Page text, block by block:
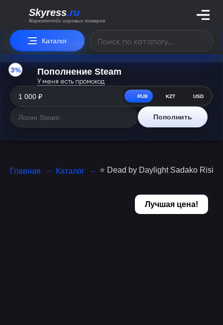
Skyress.ru
Маркетплейс игровых товаров
Каталог
3% Пополнение Steam
У меня есть промокод
RUB KZT USD
Пополнить
Главная Каталог ⭐️ Dead by Daylight Sadako
Лучшая цена!